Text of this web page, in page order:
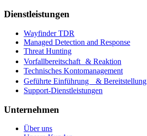
Dienstleistungen
Wayfinder TDR
Managed Detection and Response
Threat Hunting
Vorfallbereitschaft & Reaktion
Technisches Kontomanagement
Geführte Einführung & Bereitstellung
Support-Dienstleistungen
Unternehmen
Über uns